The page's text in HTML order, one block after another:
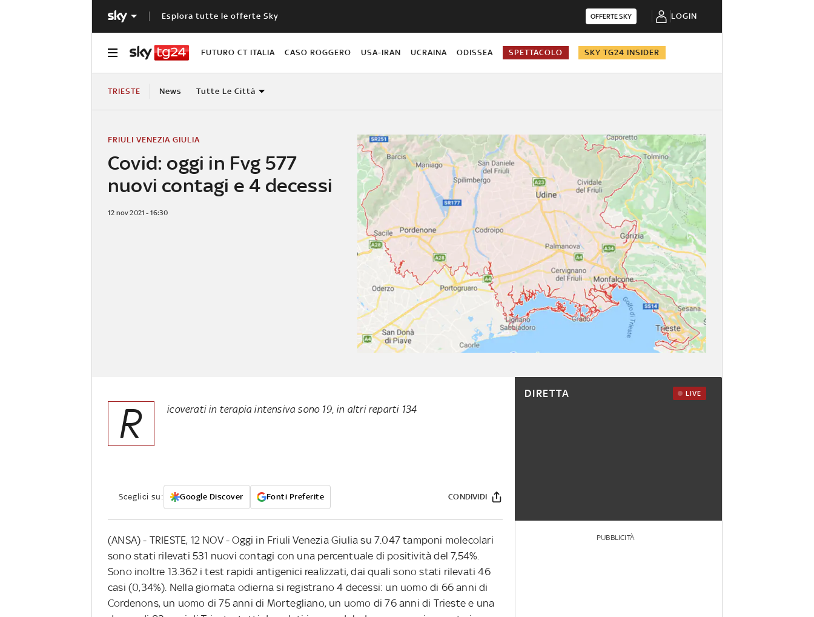
Esplora tutte le offerte Sky OFFERTE SKY LOGIN
FUTURO CT ITALIA CASO ROGGERO USA-IRAN UCRAINA ODISSEA SPETTACOLO SKY TG24 INSIDER
TRIESTE News Tutte Le Città
Covid: oggi in Fvg 577
nuovi contagi e 4 decessi
FRIULI VENEZIA GIULIA
12 nov 2021 - 16:30
R icoverati in terapia intensiva sono 19, in altri reparti 134
Sceglici su: Google Discover Fonti Preferite CONDIVIDI
(ANSA) - TRIESTE, 12 NOV - Oggi in Friuli Venezia Giulia su 7.047 tamponi molecolari
sono stati rilevati 531 nuovi contagi con una percentuale di positività del 7,54%.
Sono inoltre 13.362 i test rapidi antigenici realizzati, dai quali sono stati rilevati 46
casi (0,34%). Nella giornata odierna si registrano 4 decessi: un uomo di 66 anni di
Cordenons, un uomo di 75 anni di Mortegliano, un uomo di 76 anni di Trieste e una
DIRETTA LIVE
PUBBLICITÀ